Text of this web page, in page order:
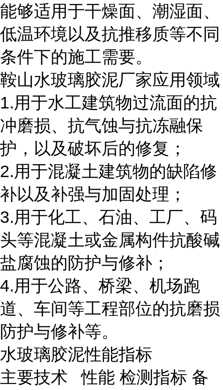
能够适用于干燥面、潮湿面、
低温环境以及抗推移质等不同
条件下的施工需要。
鞍山水玻璃胶泥厂家应用领域
1.用于水工建筑物过流面的抗
冲磨损、抗气蚀与抗冻融保
护，以及破坏后的修复；
2.用于混凝土建筑物的缺陷修
补以及补强与加固处理；
3.用于化工、石油、工厂、码
头等混凝土或金属构件抗酸碱
盐腐蚀的防护与修补；
4.用于公路、桥梁、机场跑
道、车间等工程部位的抗磨损
防护与修补等。
水玻璃胶泥性能指标
主要技术 性能 检测指标 备